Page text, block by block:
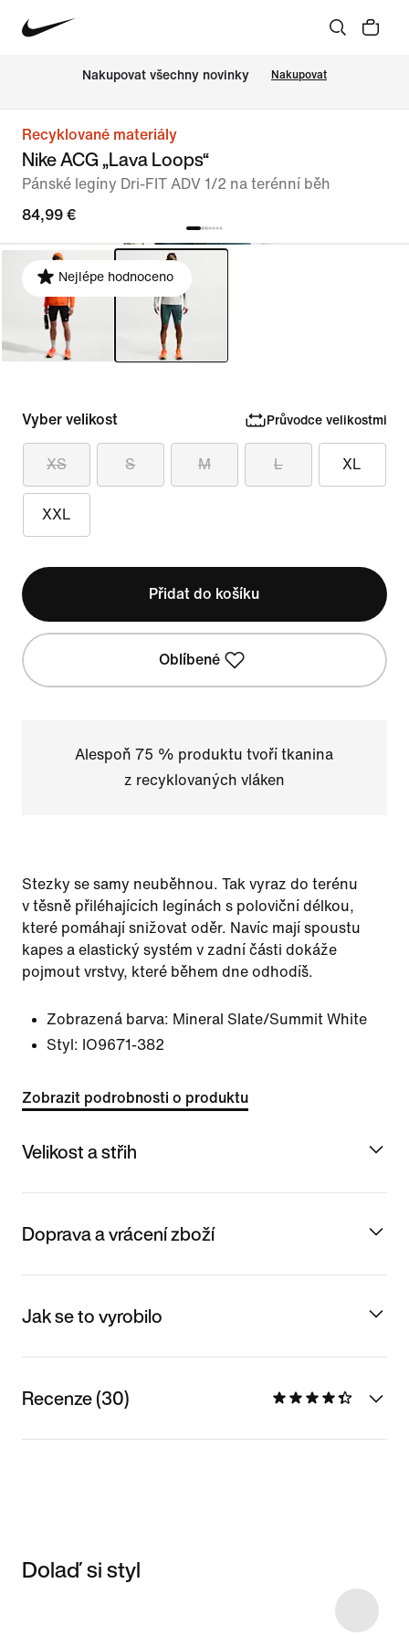
Nakupovat všechny novinky Nakupovat
Recyklované materiály
Nike ACG „Lava Loops“
Pánské legíny Dri-FIT ADV 1/2 na terénní běh
84,99 €
Nejlépe hodnoceno
Vyber velikost Průvodce velikostmi
XS S M L XL
XXL
Přidat do košíku
Oblíbené
Alespoň 75 % produktu tvoří tkanina
z recyklovaných vláken
Stezky se samy neuběhnou. Tak vyraz do terénu
v těsně přiléhajících legínách s poloviční délkou,
které pomáhají snižovat oděr. Navíc mají spoustu
kapes a elastický systém v zadní části dokáže
pojmout vrstvy, které během dne odhodíš.
Zobrazená barva: Mineral Slate/Summit White
Styl: IO9671-382
Zobrazit podrobnosti o produktu
Velikost a střih
Doprava a vrácení zboží
Jak se to vyrobilo
Recenze (30)
Dolaď si styl